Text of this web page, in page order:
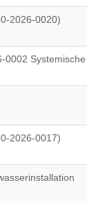
2026-0020)
0002 Systemische
2026-0017)